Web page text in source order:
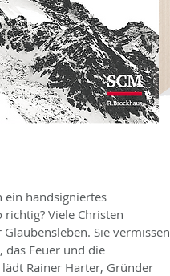
ein handsigniertes
Viele Christen
Sie vermissen
das Feuer und die
Rainer Harter, Gründer